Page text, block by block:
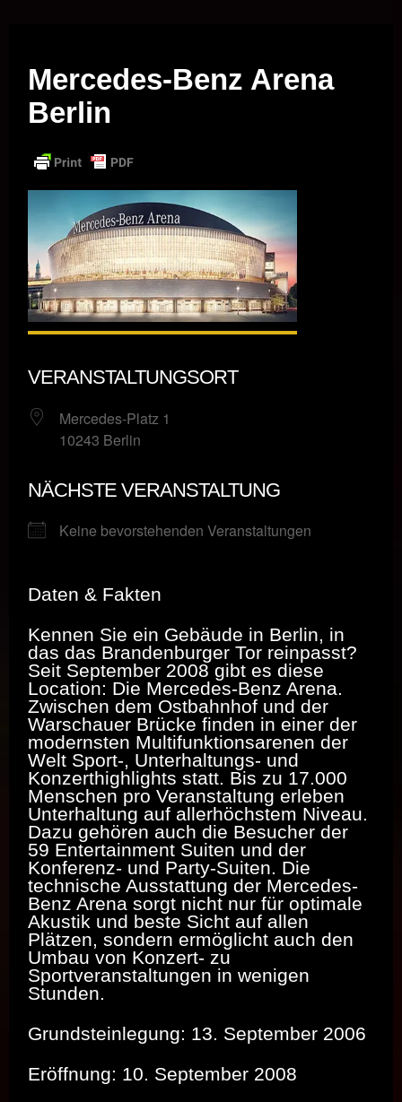
Mercedes-Benz Arena
Berlin
VERANSTALTUNGSORT
Mercedes-Platz 1
10243 Berlin
NÄCHSTE VERANSTALTUNG
Keine bevorstehenden Veranstaltungen
Daten & Fakten
Kennen Sie ein Gebäude in Berlin, in
das das Brandenburger Tor reinpasst?
Seit September 2008 gibt es diese
Location: Die Mercedes-Benz Arena.
Zwischen dem Ostbahnhof und der
Warschauer Brücke finden in einer der
modernsten Multifunktionsarenen der
Welt Sport-, Unterhaltungs- und
Konzerthighlights statt. Bis zu 17.000
Menschen pro Veranstaltung erleben
Unterhaltung auf allerhöchstem Niveau.
Dazu gehören auch die Besucher der
59 Entertainment Suiten und der
Konferenz- und Party-Suiten. Die
technische Ausstattung der Mercedes-
Benz Arena sorgt nicht nur für optimale
Akustik und beste Sicht auf allen
Plätzen, sondern ermöglicht auch den
Umbau von Konzert- zu
Sportveranstaltungen in wenigen
Stunden.
Grundsteinlegung: 13. September 2006
Eröffnung: 10. September 2008